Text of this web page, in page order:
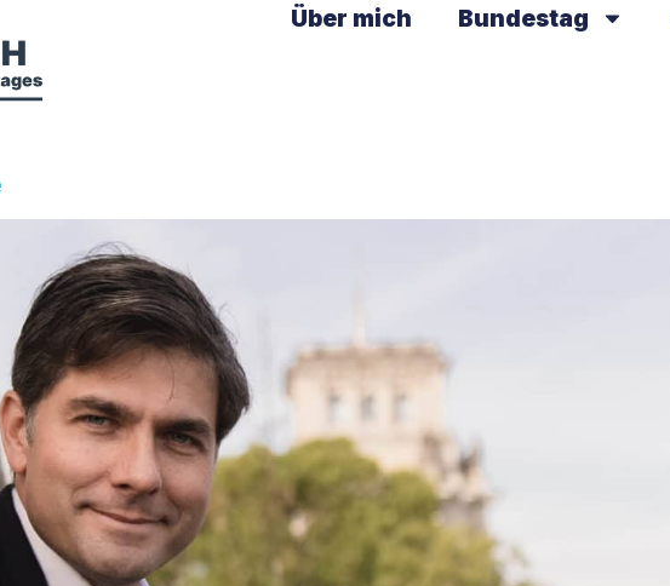
Über mich Bundestag